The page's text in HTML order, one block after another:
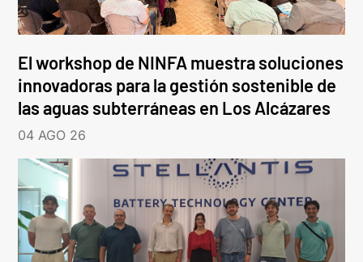
El workshop de NINFA muestra soluciones
innovadoras para la gestión sostenible de
las aguas subterráneas en Los Alcázares
04 AGO 26